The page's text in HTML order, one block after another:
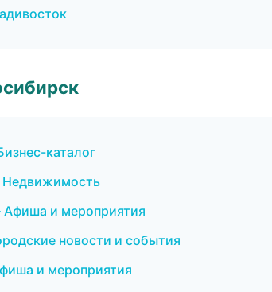
каталог
и мероприятия
новости и события
и мероприятия